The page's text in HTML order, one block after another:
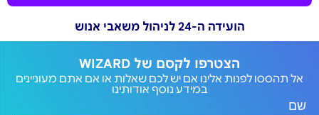
הועידה ה-24 לניהול משאבי אנוש
הצטרפו לקסם של WIZARD
אל תהססו לפנות אלינו אם יש לכם שאלות או אם אתם מעוניינים
במידע נוסף אודותינו
שם